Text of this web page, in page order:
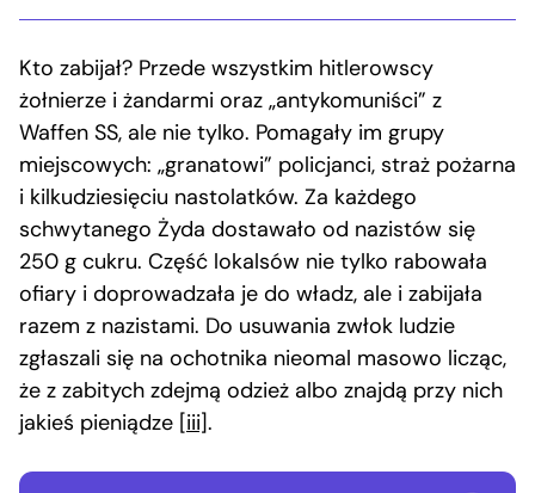
Kto zabijał? Przede wszystkim hitlerowscy
żołnierze i żandarmi oraz „antykomuniści” z
Waffen SS, ale nie tylko. Pomagały im grupy
miejscowych: „granatowi” policjanci, straż pożarna
i kilkudziesięciu nastolatków. Za każdego
schwytanego Żyda dostawało od nazistów się
250 g cukru. Część lokalsów nie tylko rabowała
ofiary i doprowadzała je do władz, ale i zabijała
razem z nazistami. Do usuwania zwłok ludzie
zgłaszali się na ochotnika nieomal masowo licząc,
że z zabitych zdejmą odzież albo znajdą przy nich
jakieś pieniądze [iii].